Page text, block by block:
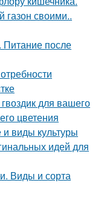
газон своими..
Питание после
для вашего
цветения
виды культуры
идей для
Виды и сорта